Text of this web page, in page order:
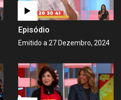
Episódio
Emitido a 27 Dezembro, 2024